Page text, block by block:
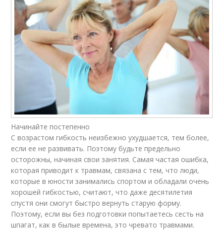
Начинайте постепенно
С возрастом гибкость неизбежно ухудшается, тем более,
если ее не развивать. Поэтому будьте предельно
осторожны, начиная свои занятия. Самая частая ошибка,
которая приводит к травмам, связана с тем, что люди,
которые в юности занимались спортом и обладали очень
хорошей гибкостью, считают, что даже десятилетия
спустя они смогут быстро вернуть старую форму.
Поэтому, если вы без подготовки попытаетесь сесть на
шпагат, как в былые времена, это чревато травмами.